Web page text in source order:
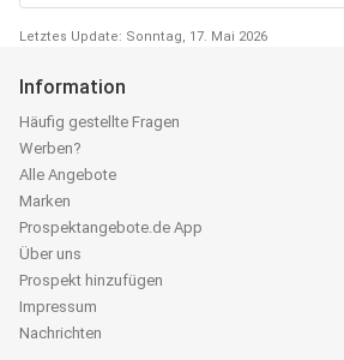
Letztes Update: Sonntag, 17. Mai 2026
Information
Häufig gestellte Fragen
Werben?
Alle Angebote
Marken
Prospektangebote.de App
Über uns
Prospekt hinzufügen
Impressum
Nachrichten